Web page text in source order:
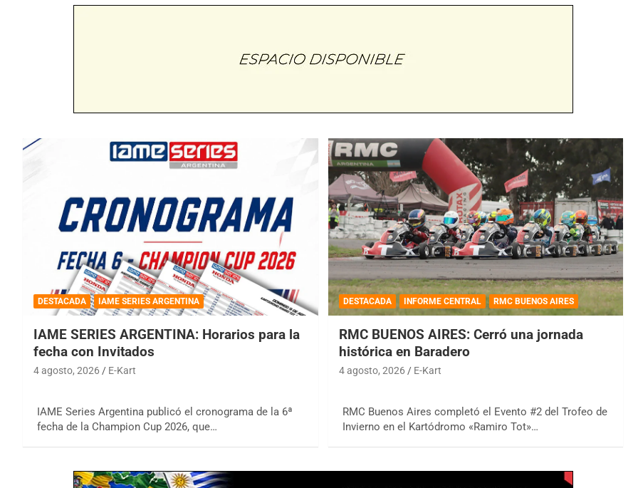
DESTACADA IAME SERIES ARGENTINA
IAME SERIES ARGENTINA: Horarios para la
fecha con Invitados
4 agosto, 2026 E-Kart
IAME Series Argentina publicó el cronograma de la 6ª
fecha de la Champion Cup 2026, que…
DESTACADA INFORME CENTRAL RMC BUENOS AIRES
RMC BUENOS AIRES: Cerró una jornada
histórica en Baradero
4 agosto, 2026 E-Kart
RMC Buenos Aires completó el Evento #2 del Trofeo de
Invierno en el Kartódromo «Ramiro Tot»…